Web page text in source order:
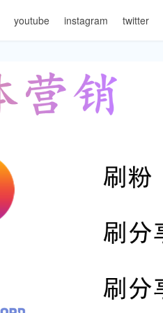
youtube instagram twitter